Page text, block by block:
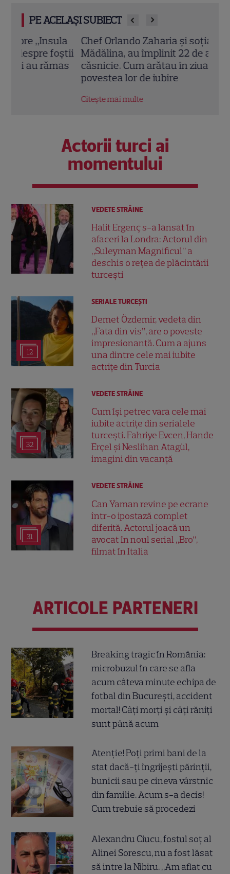
PE ACELAȘI SUBIECT
Chef Orlando Zaharia și soția lui,
Mădălina, au împlinit 22 de ani de
căsnicie. Cum arătau în ziua nunții și
povestea lor de iubire
Citește mai multe
Actorii turci ai
momentului
VEDETE STRĂINE
Halit Ergenç s-a lansat în
afaceri la Londra: Actorul din
„Suleyman Magnificul” a
deschis o rețea de plăcintării
turcești
12
SERIALE TURCEŞTI
Demet Özdemir, vedeta din
„Fata din vis”, are o poveste
impresionantă. Cum a ajuns
una dintre cele mai iubite
actrițe din Turcia
32
VEDETE STRĂINE
Cum își petrec vara cele mai
iubite actrițe din serialele
turcești. Fahriye Evcen, Hande
Erçel și Neslihan Atagül,
imagini din vacanță
31
VEDETE STRĂINE
Can Yaman revine pe ecrane
într-o ipostază complet
diferită. Actorul joacă un
avocat în noul serial „Bro”,
filmat în Italia
ARTICOLE PARTENERI
Breaking tragic în România:
microbuzul în care se afla
acum câteva minute echipa de
fotbal din București, accident
mortal! Câți morți și câți răniți
sunt până acum
Atenție! Poți primi bani de la
stat dacă-ți îngrijești părinții,
bunicii sau pe cineva vârstnic
din familie. Acum s-a decis!
Cum trebuie să procedezi
Alexandru Ciucu, fostul soț al
Alinei Sorescu, nu a fost lăsat
să intre la Nibiru. „Am aflat cu